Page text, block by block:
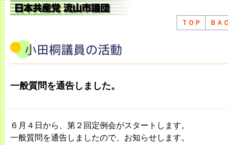
ＴＯＰ ＢＡ
一般質問を通告しました。
６月４日から、第２回定例会がスタートします。
一般質問を通告しましたので、お知らせします。